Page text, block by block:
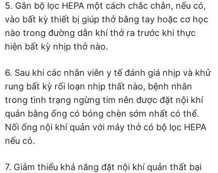
5. Gắn bộ lọc HEPA một cách chắc chắn, nếu có,
vào bất kỳ thiết bị giúp thở bằng tay hoặc cơ học
nào trong đường dẫn khí thở ra trước khi thực
hiện bất kỳ nhịp thở nào.
6. Sau khi các nhân viên y tế đánh giá nhịp và khử
rung bất kỳ rối loạn nhịp thất nào, bệnh nhân
trong tình trạng ngừng tim nên được đặt nội khí
quản bằng ống có bóng chèn sớm nhất có thể.
Nối ống nội khí quản với máy thở có bộ lọc HEPA
nếu có.
7. Giảm thiểu khả năng đặt nội khí quản thất bại